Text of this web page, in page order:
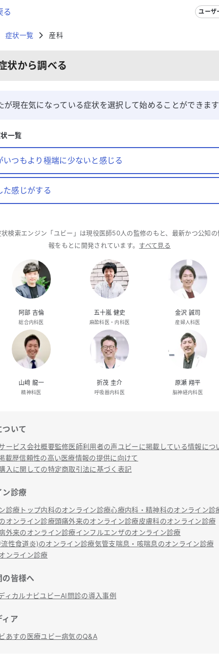
る ユーザ
症状一覧 産科
状から調べる
が現在気になっている症状を選択して始めることができます
一覧
いつもより極端に少ないと感じる
た感じがする
状検索エンジン「ユビー」は現役医師50人の監修のもと、最新かつ公知の
報をもとに開発されています。 すべて見る
阿部 吉倫
総合内科医
五十嵐 健史
麻酔科医・内科医
金沢 誠司
産婦人科医
山﨑 龍一
精神科医
折茂 圭介
呼吸器内科医
原瀬 翔平
脳神経内科医
ついて
ービス会社概要監修医師利用者の声ユビーに掲載している情報につ
載歴信頼性の高い医療情報の提供に向けて
入に関しての特定商取引法に基づく表記
ン診療
診療トップ内科のオンライン診療心療内科・精神科のオンライン診
オンライン診療頭痛外来のオンライン診療皮膚科のオンライン診療
外来のオンライン診療インフルエンザのオンライン診療
流性食道炎)のオンライン診療気管支喘息・咳喘息のオンライン診療
ンライン診療
の皆様へ
ィカルナビユビーAI問診の導入事例
ィア
あすの医療ユビー病気のQ&A